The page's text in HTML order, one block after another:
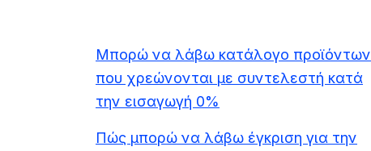
Μπορώ να λάβω κατάλογο προϊόντων
που χρεώνονται με συντελεστή κατά
την εισαγωγή 0%
Πώς μπορώ να λάβω έγκριση για την